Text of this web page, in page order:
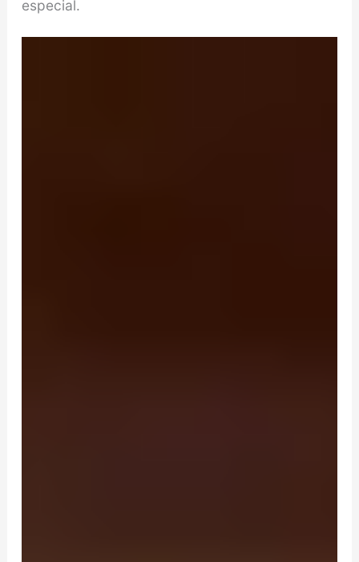
especial.